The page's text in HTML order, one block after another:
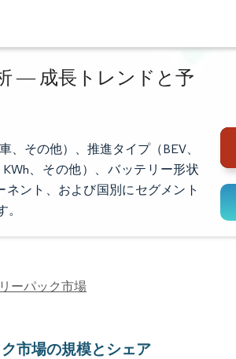
― 成長トレンドと予
その他）、推進タイプ（BEV、
、その他）、バッテリー形状
ント、および国別にセグメント
ーパック市場
市場の規模とシェア